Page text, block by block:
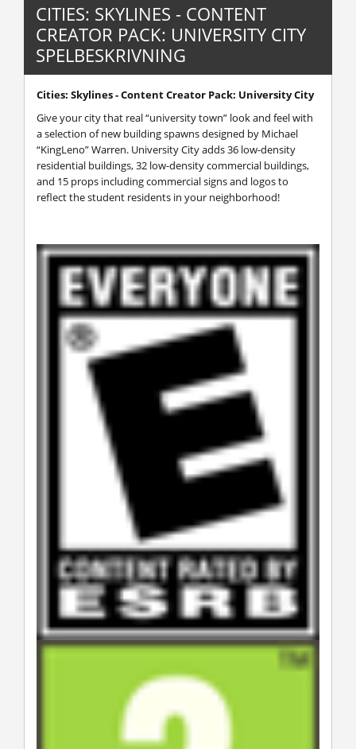
CITIES: SKYLINES - CONTENT
CREATOR PACK: UNIVERSITY CITY
SPELBESKRIVNING
Cities: Skylines - Content Creator Pack: University City
Give your city that real “university town” look and feel with
a selection of new building spawns designed by Michael
“KingLeno” Warren. University City adds 36 low-density
residential buildings, 32 low-density commercial buildings,
and 15 props including commercial signs and logos to
reflect the student residents in your neighborhood!